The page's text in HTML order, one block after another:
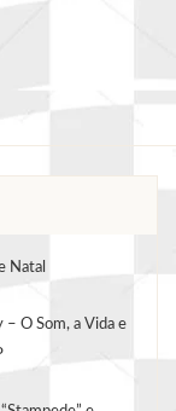
Natal
– O Som, a Vida e